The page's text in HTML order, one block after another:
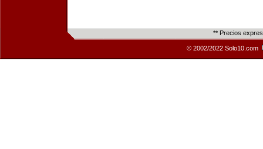
** Precios
© 2002/2022 Solo10.com